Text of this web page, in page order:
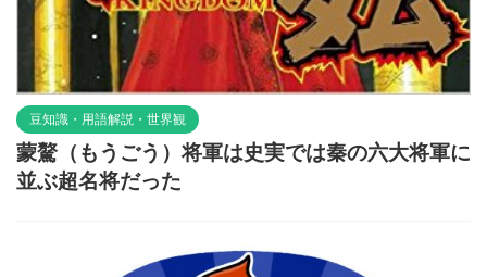
豆知識・用語解説・世界観
蒙驁（もうごう）将軍は史実では秦の六大将軍に
並ぶ超名将だった